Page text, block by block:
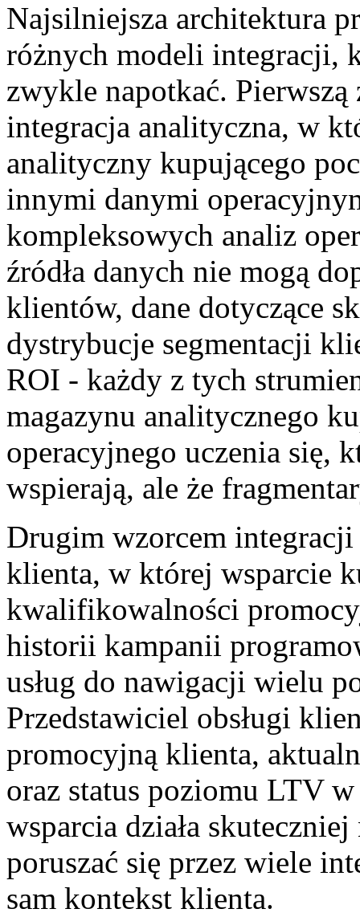
Najsilniejsza architektura
różnych modeli integracji,
zwykle napotkać.
integracja analityczna, w
analityczny kupującego
innymi danymi
kompleksowych analiz
źródła danych nie mogą
klientów, dane dotyczące
dystrybucje segmentacji
ROI - każdy z tych
magazynu analitycznego
operacyjnego uczenia się,
wspierają, ale że
Drugim wzorcem
klienta, w której wsparcie
kwalifikowalności
historii kampanii
usług do nawigacji wielu
Przedstawiciel obsługi
promocyjną klienta,
oraz status poziomu LTV
wsparcia działa
poruszać się przez wiele
sam kontekst klienta.